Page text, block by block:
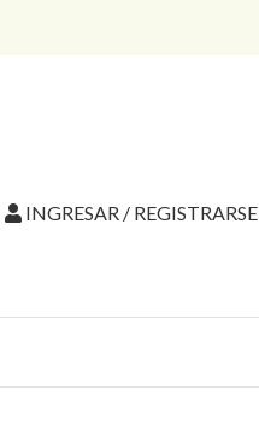
INGRESAR / REGISTRARSE